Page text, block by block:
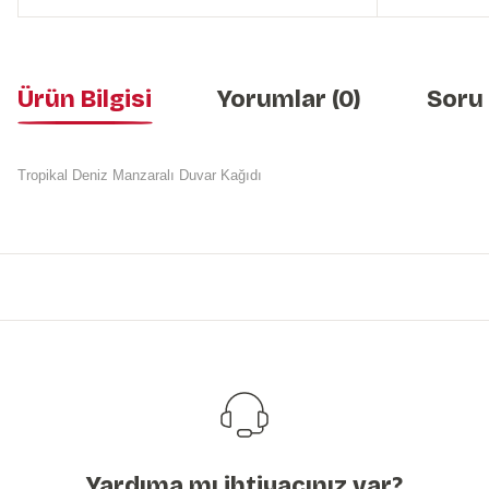
Ürün Bilgisi Yorumlar (0) Soru
Tropikal Deniz Manzaralı Duvar Kağıdı
Bu ürüne benzer farklı alternatifler olmalı.